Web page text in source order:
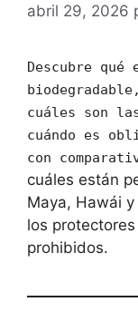
abril 29, 2026
Descubre
cuáles son
cuándo es
con
cuáles están
Maya, Hawái
los
prohibidos.